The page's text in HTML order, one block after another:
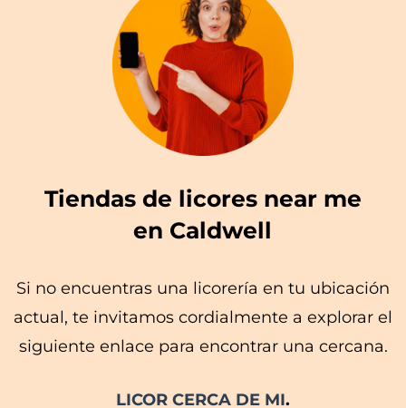
Tiendas de licores near me
en Caldwell
Si no encuentras una licorería en tu ubicación
actual, te invitamos cordialmente a explorar el
siguiente enlace para encontrar una cercana.
LICOR CERCA DE MI.